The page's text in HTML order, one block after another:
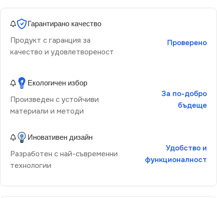
Гарантирано качество
Продукт с гаранция за
качество и удовлетвореност
Проверено
Екологичен избор
Произведен с устойчиви
материали и методи
За по-добро
бъдеще
Иновативен дизайн
Разработен с най-съвременни
технологии
Удобство и
функционалност